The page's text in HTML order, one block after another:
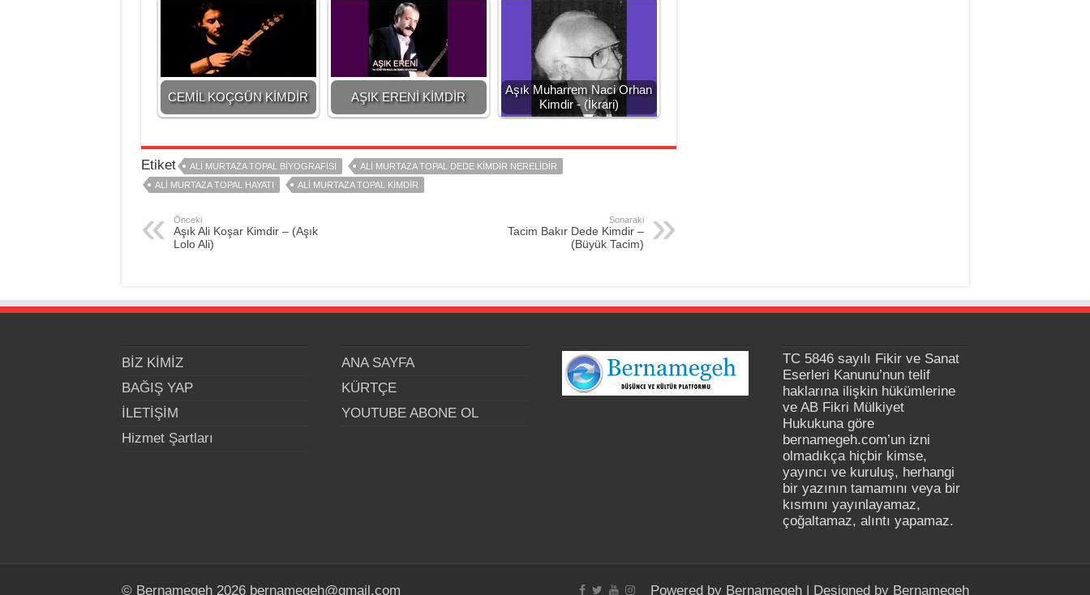
CEMİL KOÇGÜN KİMDİR AŞIK ERENİ KİMDİR
Aşık Muharrem Naci Orhan
Kimdir - (İkrari)
Etiket ALI MURTAZA TOPAL BIYOGRAFISI
ALI MURTAZA TOPAL DEDE KIMDIR NERELIDIR
ALI MURTAZA TOPAL HAYATI
ALI MURTAZA TOPAL KIMDIR
Önceki
Aşık Ali Koşar Kimdir – (Aşık
Lolo Ali)
Sonaraki
Tacim Bakır Dede Kimdir –
(Büyük Tacim)
BİZ KİMİZ
BAĞIŞ YAP
İLETİŞİM
Hizmet Şartları
ANA SAYFA
KÜRTÇE
YOUTUBE ABONE OL
TC 5846 sayılı Fikir ve Sanat
Eserleri Kanunu’nun telif
haklarına ilişkin hükümlerine
ve AB Fikri Mülkiyet
Hukukuna göre
bernamegeh.com’un izni
olmadıkça hiçbir kimse,
yayıncı ve kuruluş, herhangi
bir yazının tamamını veya bir
kısmını yayınlayamaz,
çoğaltamaz, alıntı yapamaz.
Powered by Bernamegeh| Designed by Bernamegeh
© Bernamegeh 2026 bernamegeh@gmail.com